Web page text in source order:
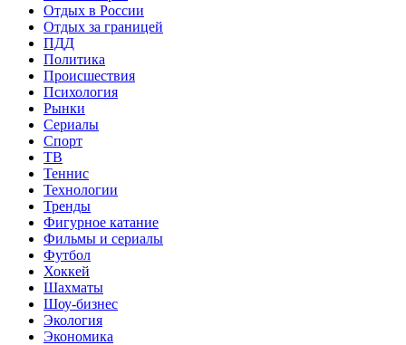
Отдых в России
Отдых за границей
ПДД
Политика
Происшествия
Психология
Рынки
Сериалы
Спорт
ТВ
Теннис
Технологии
Тренды
Фигурное катание
Фильмы и сериалы
Футбол
Хоккей
Шахматы
Шоу-бизнес
Экология
Экономика